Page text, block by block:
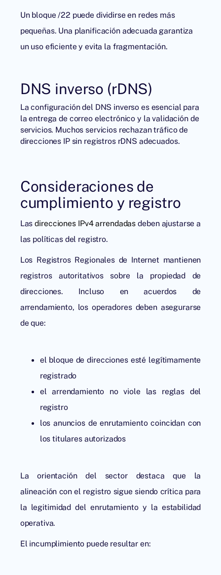
Un bloque /22 puede dividirse en redes más
pequeñas. Una planificación adecuada garantiza
un uso eficiente y evita la fragmentación.
DNS inverso (rDNS)
La configuración del DNS inverso es esencial para
la entrega de correo electrónico y la validación de
servicios. Muchos servicios rechazan tráfico de
direcciones IP sin registros rDNS adecuados.
Consideraciones de
cumplimiento y registro
Lasdirecciones IPv4 arrendadas deben ajustarse a
las políticas del registro.
Los Registros Regionales de Internet mantienen
registros autoritativos sobre la propiedad de
direcciones. Incluso en acuerdos de
arrendamiento, los operadores deben asegurarse
de que:
el bloque de direcciones esté legítimamente
registrado
el arrendamiento no viole las reglas del
registro
los anuncios de enrutamiento coincidan con
los titulares autorizados
La orientación del sector destaca que la
alineación con el registro sigue siendo crítica para
la legitimidad del enrutamiento y la estabilidad
operativa.
El incumplimiento puede resultar en: